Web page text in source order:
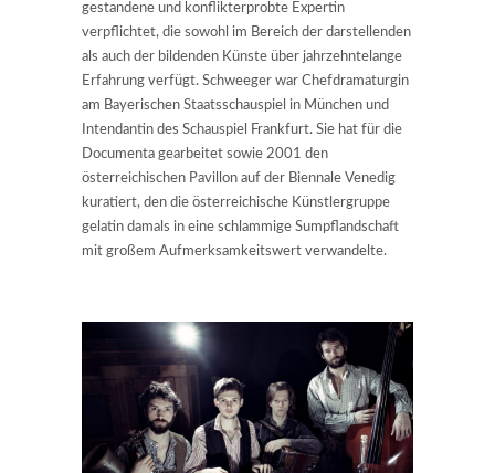
gestandene und konflikterprobte Expertin
verpflichtet, die sowohl im Bereich der darstellenden
als auch der bildenden Künste über jahrzehntelange
Erfahrung verfügt. Schweeger war Chefdramaturgin
am Bayerischen Staatsschauspiel in München und
Intendantin des Schauspiel Frankfurt. Sie hat für die
Documenta gearbeitet sowie 2001 den
österreichischen Pavillon auf der Biennale Venedig
kuratiert, den die österreichische Künstlergruppe
gelatin damals in eine schlammige Sumpflandschaft
mit großem Aufmerksamkeitswert verwandelte.